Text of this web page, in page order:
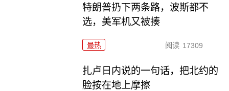
特朗普扔下两条路，波斯都不
选，美军机又被揍
最热 阅读 17309
扎卢日内说的一句话，把北约的
脸按在地上摩擦